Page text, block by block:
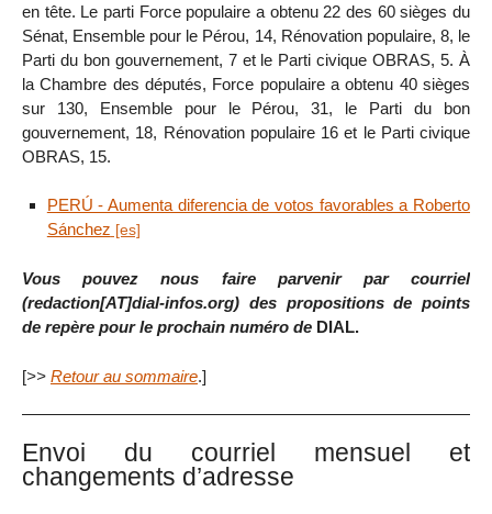
en tête. Le parti Force populaire a obtenu 22 des 60 sièges du
Sénat, Ensemble pour le Pérou, 14, Rénovation populaire, 8, le
Parti du bon gouvernement, 7 et le Parti civique OBRAS, 5. À
la Chambre des députés, Force populaire a obtenu 40 sièges
sur 130, Ensemble pour le Pérou, 31, le Parti du bon
gouvernement, 18, Rénovation populaire 16 et le Parti civique
OBRAS, 15.
PERÚ - Aumenta diferencia de votos favorables a Roberto
Sánchez
Vous pouvez nous faire parvenir par courriel
(redaction[AT]dial-infos.org) des propositions de points
de repère pour le prochain numéro de DIAL.
[>> Retour au sommaire.]
Envoi du courriel mensuel et
changements d’adresse